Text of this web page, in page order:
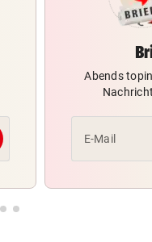
Abends
E-Mail